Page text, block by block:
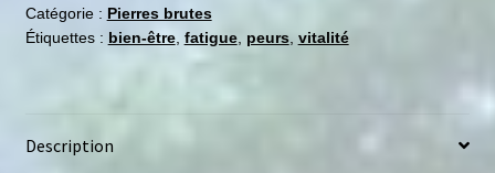
Catégorie : Pierres brutes
Étiquettes : bien-être, fatigue, peurs, vitalité
Description